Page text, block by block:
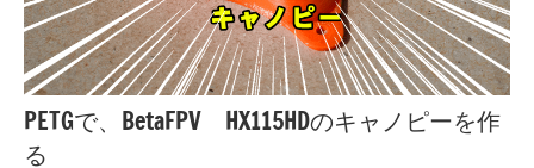
PETGで、BetaFPV HX115HDのキャノピーを作
る